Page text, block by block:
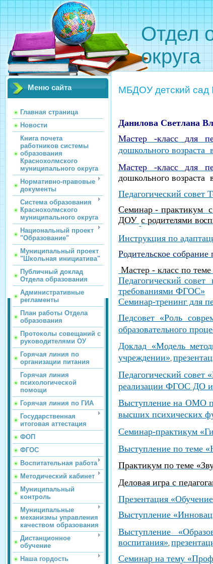
Отдел
округа
Меню сайта
Главная страница
Новости
Книга почета
работников системы
образования
Краснохолмского
муниципального округа
Нормативно-правовые
документы
Система образования
Краснохолмского
муниципального округа
Национальный проект
"Образование"
Муниципальный проект
"Школьная инициатива"
Публичный доклад
Отдела образования
Административные
регламенты
План работы Отдела
образования
Протоколы совещаний с
руководителями ОУ
Горячая линия по
организации питания
Горячая линия
психологической
помощи
Горячая линия по ГИА
Государственная
итоговая аттестация
ФОП
ФГОС
Воспитательная работа
Методический кабинет
Муниципальный
контроль
Муниципальные
механизмы управления
качеством образования
Дистанционное
обучение
Наша гордость
МБДОУ детский
Данилова Светлана
Мастер -класс для
дошкольного
Мастер -класс для
дошкольного
Педагогический совет
Семинар - практикум
ДОУ с родителями
Инструкция по
Родительское собрание
Мастер - класс по
Педагогический
требованиями ФГОС»
Семинар-тренинг для
Педсовет «Роль
образовательного
Доклад «Модель
учреждении»
Педагогический совет
реализации ФГОС ДО и
Выступление на ОМО
высших психических
Семинар-практикум
Выступление по теме
Практикум по теме
Деловая игра с
Презентация
Выступление
Выступление
воспитания»
Семинар на тему